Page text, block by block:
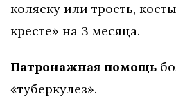
коляску или трость,
кресте» на 3 месяца.
Патронажная помощь
«туберкулез».